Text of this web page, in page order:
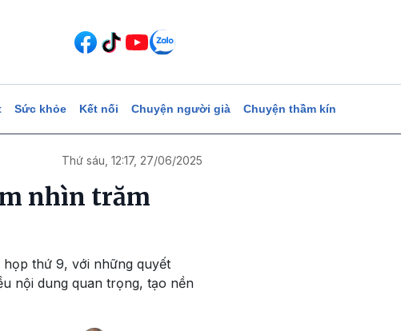
Sức khỏe Kết nối Chuyện người già Chuyện thầm kín
Thứ sáu, 12:17, 27/06/2025
nhìn trăm
họp thứ 9, với những quyết
nội dung quan trọng, tạo nền